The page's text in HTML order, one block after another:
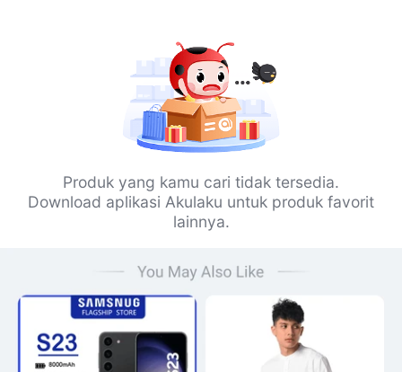
Produk yang kamu cari tidak tersedia.
Download aplikasi Akulaku untuk produk favorit
lainnya.